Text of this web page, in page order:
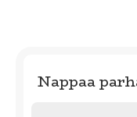
Nappaa